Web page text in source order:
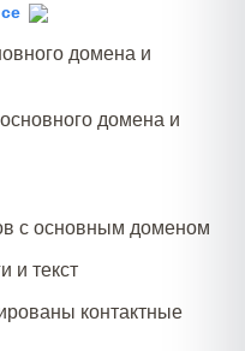
schema.org/Product
домена и
домена и
с основным доменом
и текст
контактные